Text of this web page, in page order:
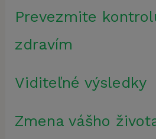
Prevezmite
zdravím
Viditeľné výsledky
Zmena vášho